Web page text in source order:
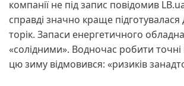
компанії не під запис повідомив
справді значно краще
торік. Запаси енергетичного
«солідними». Водночас робити
цю зиму відмовився: «ризиків